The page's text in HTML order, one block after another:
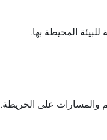
المحيطة بها.
والمسارات على الخريطة.